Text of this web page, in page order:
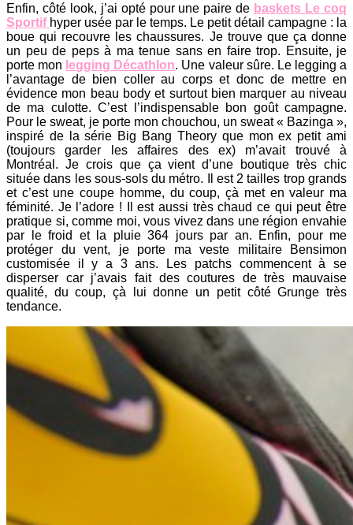
Enfin, côté look, j’ai opté pour une paire de baskets Le coq
Sportif hyper usée par le temps. Le petit détail campagne : la
boue qui recouvre les chaussures. Je trouve que ça donne
un peu de peps à ma tenue sans en faire trop. Ensuite, je
porte mon legging Décathlon. Une valeur sûre. Le legging a
l’avantage de bien coller au corps et donc de mettre en
évidence mon beau body et surtout bien marquer au niveau
de ma culotte. C’est l’indispensable bon goût campagne.
Pour le sweat, je porte mon chouchou, un sweat « Bazinga »,
inspiré de la série Big Bang Theory que mon ex petit ami
(toujours garder les affaires des ex) m’avait trouvé à
Montréal. Je crois que ça vient d’une boutique très chic
située dans les sous-sols du métro. Il est 2 tailles trop grands
et c’est une coupe homme, du coup, çà met en valeur ma
féminité. Je l’adore ! Il est aussi très chaud ce qui peut être
pratique si, comme moi, vous vivez dans une région envahie
par le froid et la pluie 364 jours par an. Enfin, pour me
protéger du vent, je porte ma veste militaire Bensimon
customisée il y a 3 ans. Les patchs commencent à se
disperser car j’avais fait des coutures de très mauvaise
qualité, du coup, çà lui donne un petit côté Grunge très
tendance.